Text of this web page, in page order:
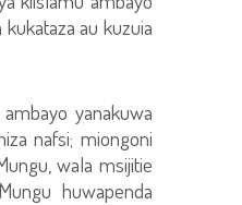
au kuzuia
yanakuwa
nafsi; miongoni
wala msijitie
huwapenda